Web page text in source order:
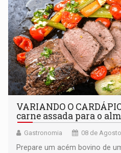
VARIANDO O
carne assada para o
Gastronomia 08 de
Prepare um acém bovino de